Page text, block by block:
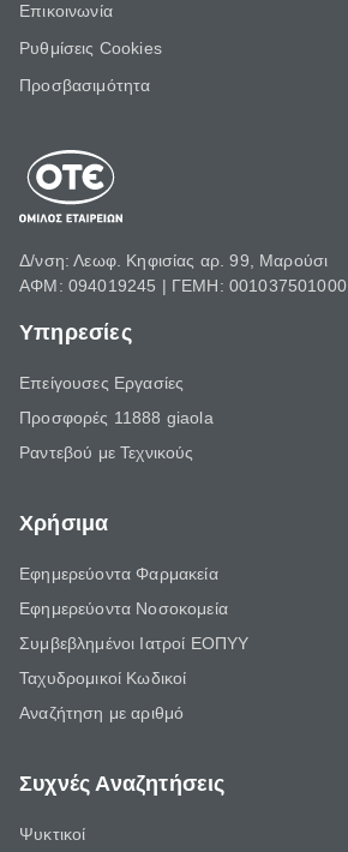
Επικοινωνία
Ρυθμίσεις Cookies
Προσβασιμότητα
Δ/νση: Λεωφ. Κηφισίας αρ. 99, Μαρούσι
ΑΦΜ: 094019245 | ΓΕΜΗ: 001037501000
Υπηρεσίες
Επείγουσες Εργασίες
Προσφορές 11888 giaola
Ραντεβού με Τεχνικούς
Χρήσιμα
Εφημερεύοντα Φαρμακεία
Εφημερεύοντα Νοσοκομεία
Συμβεβλημένοι Ιατροί ΕΟΠΥΥ
Ταχυδρομικοί Κωδικοί
Αναζήτηση με αριθμό
Συχνές Αναζητήσεις
Ψυκτικοί